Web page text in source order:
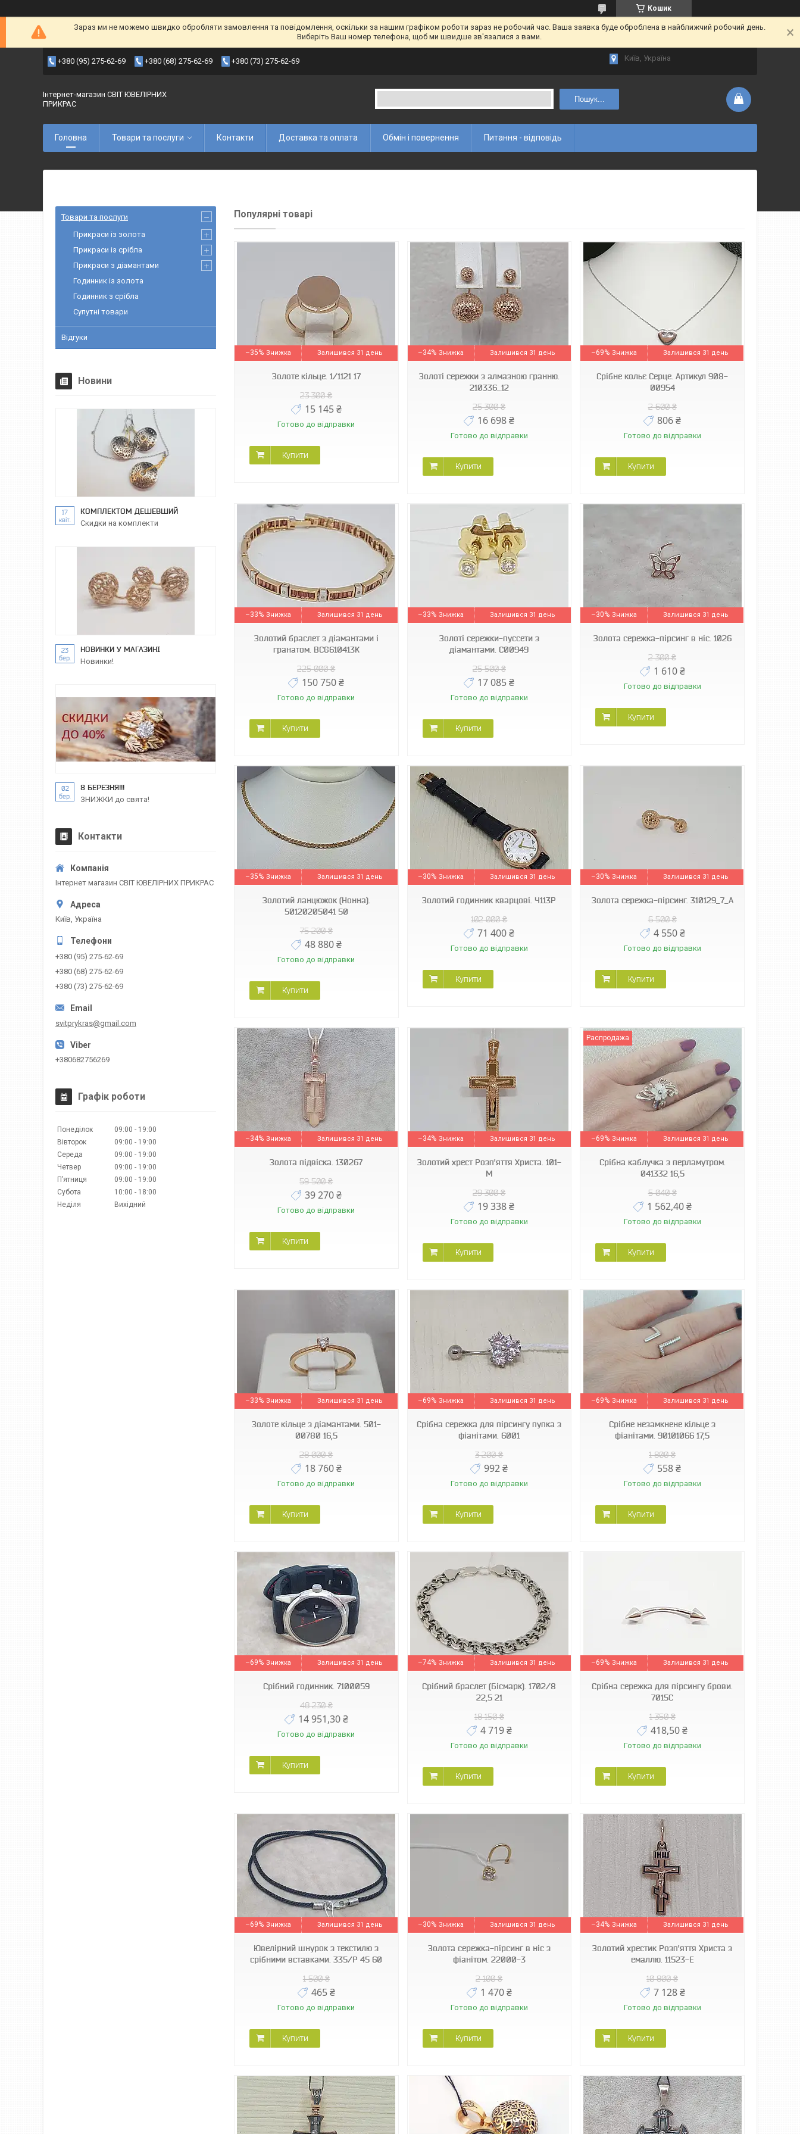
Кошик
Зараз ми не можемо швидко обробляти замовлення та повідомлення, оскільки за нашим графіком роботи зараз не робочий час. Ваша заявка буде оброблена в найближчий робочий день.
Виберіть Ваш номер телефона, щоб ми швидше зв'язалися з вами.
+380 (95) 275-62-69 +380 (68) 275-62-69 +380 (73) 275-62-69 Київ, Україна
Інтернет-магазин СВІТ ЮВЕЛІРНИХ
ПРИКРАС
Пошук...
Головна Товари та послуги Контакти Доставка та оплата Обмін і повернення Питання - відповідь
Популярні товарі
–35%
Залишився 31 день
Золоте кільце. 1/1121 17
23 300 ₴
15 145 ₴
Готово до відправки
Купити
210336_12_А
–34%
Залишився 31 день
Золоті сережки з алмазною гранню.
210336_12
25 300 ₴
16 698 ₴
Готово до відправки
Купити
–69%
Залишився 31 день
Срібне кольє Серце. Артикул 908-
00954
2 600 ₴
806 ₴
Готово до відправки
Купити
BCG610413K
–33%
Залишився 31 день
Золотий браслет з діамантами і
гранатом. BCG610413K
225 000 ₴
150 750 ₴
Готово до відправки
Купити
С00949
–33%
Залишився 31 день
Золоті сережки-пуссети з
діамантами. С00949
25 500 ₴
17 085 ₴
Готово до відправки
Купити
–30%
Залишився 31 день
Золота сережка-пірсинг в ніс. 1026
2 300 ₴
1 610 ₴
Готово до відправки
Купити
–35%
Залишився 31 день
Золотий ланцюжок (Нонна).
50120205041 50
75 200 ₴
48 880 ₴
Готово до відправки
Купити
Ч113Р
–30%
Залишився 31 день
Золотий годинник кварцові. Ч113Р
102 000 ₴
71 400 ₴
Готово до відправки
Купити
–30%
Залишився 31 день
Золота сережка-пірсинг. 310129_7_А
6 500 ₴
4 550 ₴
Готово до відправки
Купити
–34%
Залишився 31 день
Золота підвіска. 130267
59 500 ₴
39 270 ₴
Готово до відправки
Купити
101-М
–34%
Залишився 31 день
Золотий хрест Розп'яття Христа. 101-
М
29 300 ₴
19 338 ₴
Готово до відправки
Купити
Распродажа
–69% Залишився 31 день
Срібна каблучка з перламутром.
041332 16,5
5 040 ₴
1 562,40 ₴
Готово до відправки
Купити
–33%
Залишився 31 день
Золоте кільце з діамантами. 501-
00780 16,5
28 000 ₴
18 760 ₴
Готово до відправки
Купити
–69%
Залишився 31 день
Срібна сережка для пірсингу пупка з
фіанітами. 6001
3 200 ₴
992 ₴
Готово до відправки
Купити
–69%
Залишився 31 день
Срібне незамкнене кільце з
фіанітами. 90101066 17,5
1 800 ₴
558 ₴
Готово до відправки
Купити
–69%
Залишився 31 день
Срібний годинник. 7100059
48 230 ₴
14 951,30 ₴
Готово до відправки
Купити
1702/8
–74%
Залишився 31 день
Срібний браслет (Бісмарк). 1702/8
22,5 21
18 150 ₴
4 719 ₴
Готово до відправки
Купити
7015С
–69%
Залишився 31 день
Срібна сережка для пірсингу брови.
7015С
1 350 ₴
418,50 ₴
Готово до відправки
Купити
–69%
Залишився 31 день
Ювелірний шнурок з текстилю з
срібними вставками. 335/Р 45 60
1 500 ₴
465 ₴
Готово до відправки
Купити
22000-3
–30%
Залишився 31 день
Золота сережка-пірсинг в ніс з
фіанітом. 22000-3
2 100 ₴
1 470 ₴
Готово до відправки
Купити
–34%
Залишився 31 день
Золотий хрестик Розп'яття Христа з
емаллю. 11523-Е
10 800 ₴
7 128 ₴
Готово до відправки
Купити
Товари та послуги
Прикраси із золота
Прикраси із срібла
Прикраси з діамантами
Годинник із золота
Годинник з срібла
Супутні товари
Відгуки
Новини
17
квіт.
КОМПЛЕКТОМ ДЕШЕВШИЙ
Скидки на комплекти
23
бер.
НОВИНКИ У МАГАЗИНІ
Новинки!
02
бер.
8 БЕРЕЗНЯ!!!
ЗНИЖКИ до свята!
Контакти
Інтернет магазин СВІТ ЮВЕЛІРНИХ ПРИКРАС
Київ, Україна
+380 (95) 275-62-69
+380 (68) 275-62-69
+380 (73) 275-62-69
svitprykras@gmail.com
+380682756269
Графік роботи
Понеділок 09:00
19:00
Вівторок
09:00
19:00
Середа
09:00
19:00
Четвер
09:00
19:00
Пʼятниця
09:00
19:00
Субота
10:00
18:00
Неділя
Вихідний